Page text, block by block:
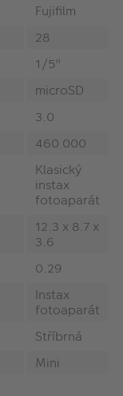
Fujifilm
28
1/5"
microSD
3.0
460 000
Klasický
instax
fotoaparát
12.3 x 8.7 x
3.6
0.29
Instax
fotoaparát
Stříbrná
Mini